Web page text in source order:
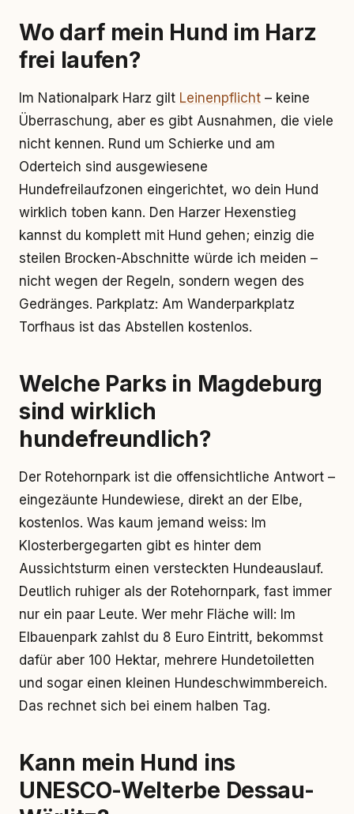
Wo darf mein Hund im Harz
frei laufen?
Im Nationalpark Harz gilt Leinenpflicht – keine
Überraschung, aber es gibt Ausnahmen, die viele
nicht kennen. Rund um Schierke und am
Oderteich sind ausgewiesene
Hundefreilaufzonen eingerichtet, wo dein Hund
wirklich toben kann. Den Harzer Hexenstieg
kannst du komplett mit Hund gehen; einzig die
steilen Brocken-Abschnitte würde ich meiden –
nicht wegen der Regeln, sondern wegen des
Gedränges. Parkplatz: Am Wanderparkplatz
Torfhaus ist das Abstellen kostenlos.
Welche Parks in Magdeburg
sind wirklich
hundefreundlich?
Der Rotehornpark ist die offensichtliche Antwort –
eingezäunte Hundewiese, direkt an der Elbe,
kostenlos. Was kaum jemand weiss: Im
Klosterbergegarten gibt es hinter dem
Aussichtsturm einen versteckten Hundeauslauf.
Deutlich ruhiger als der Rotehornpark, fast immer
nur ein paar Leute. Wer mehr Fläche will: Im
Elbauenpark zahlst du 8 Euro Eintritt, bekommst
dafür aber 100 Hektar, mehrere Hundetoiletten
und sogar einen kleinen Hundeschwimmbereich.
Das rechnet sich bei einem halben Tag.
Kann mein Hund ins
UNESCO-Welterbe Dessau-